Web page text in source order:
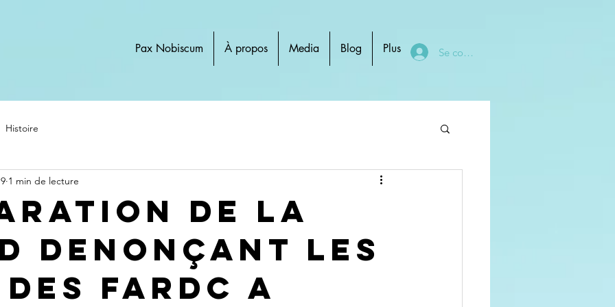
Pax Nobiscum À propos Media Blog Plus Se connecter
Histoire
DE LA
DENONÇANT LES
FARDC A
1 min de lecture